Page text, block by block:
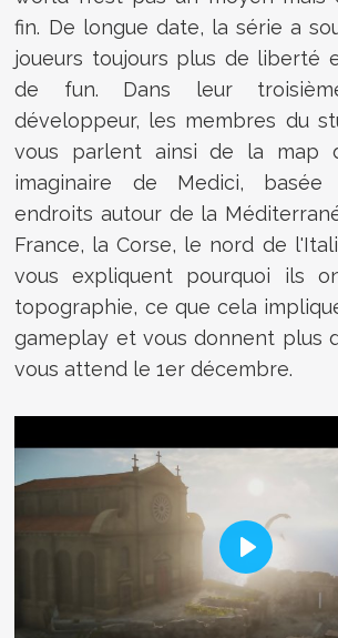
fin. De longue date, la série a
joueurs toujours plus de liberté
de fun. Dans leur
développeur, les membres du
vous parlent ainsi de la map
imaginaire de Medici, basée
endroits autour de la
France, la Corse, le nord de
vous expliquent pourquoi ils
topographie, ce que cela
gameplay et vous donnent plus
vous attend le 1er décembre.